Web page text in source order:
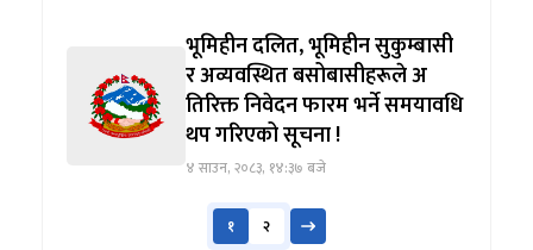
भूमिहीन दलित, भूमिहीन सुकुम्बासी
र अव्यवस्थित बसोबासीहरूले अ
तिरिक्त निवेदन फारम भर्ने समयावधि
थप गरिएको सूचना !
४ साउन, २०८३, १४:३७ बजे
१ २